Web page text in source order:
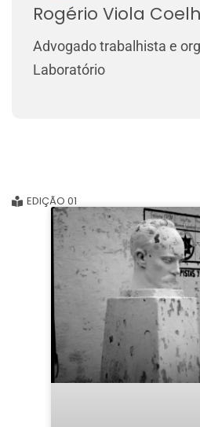
Rogério Viola
Advogado trabalhista e
Laboratório
EDIÇÃO 01